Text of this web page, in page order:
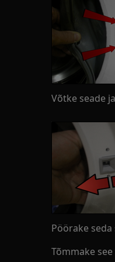
Võtke seade
Pöörake
Tõmmake